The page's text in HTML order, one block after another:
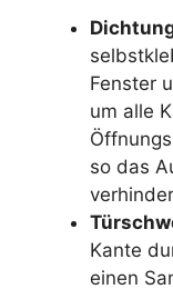
Fenster
um alle
so das
Kante
einen